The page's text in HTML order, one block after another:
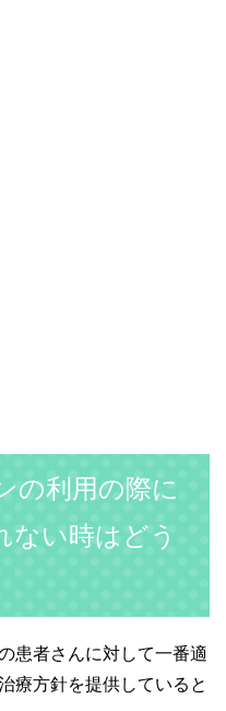
の利用の際に
ない時はどう
患者さんに対して一番適
療方針を提供していると